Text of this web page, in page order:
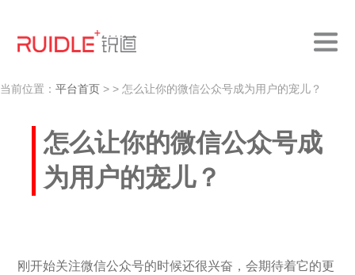
当前位置： 平台首页 > > 怎么让你的微信公众号成为用户的宠儿？
怎么让你的微信公众号成
为用户的宠儿？
刚开始关注微信公众号的时候还很兴奋，会期待着它的更